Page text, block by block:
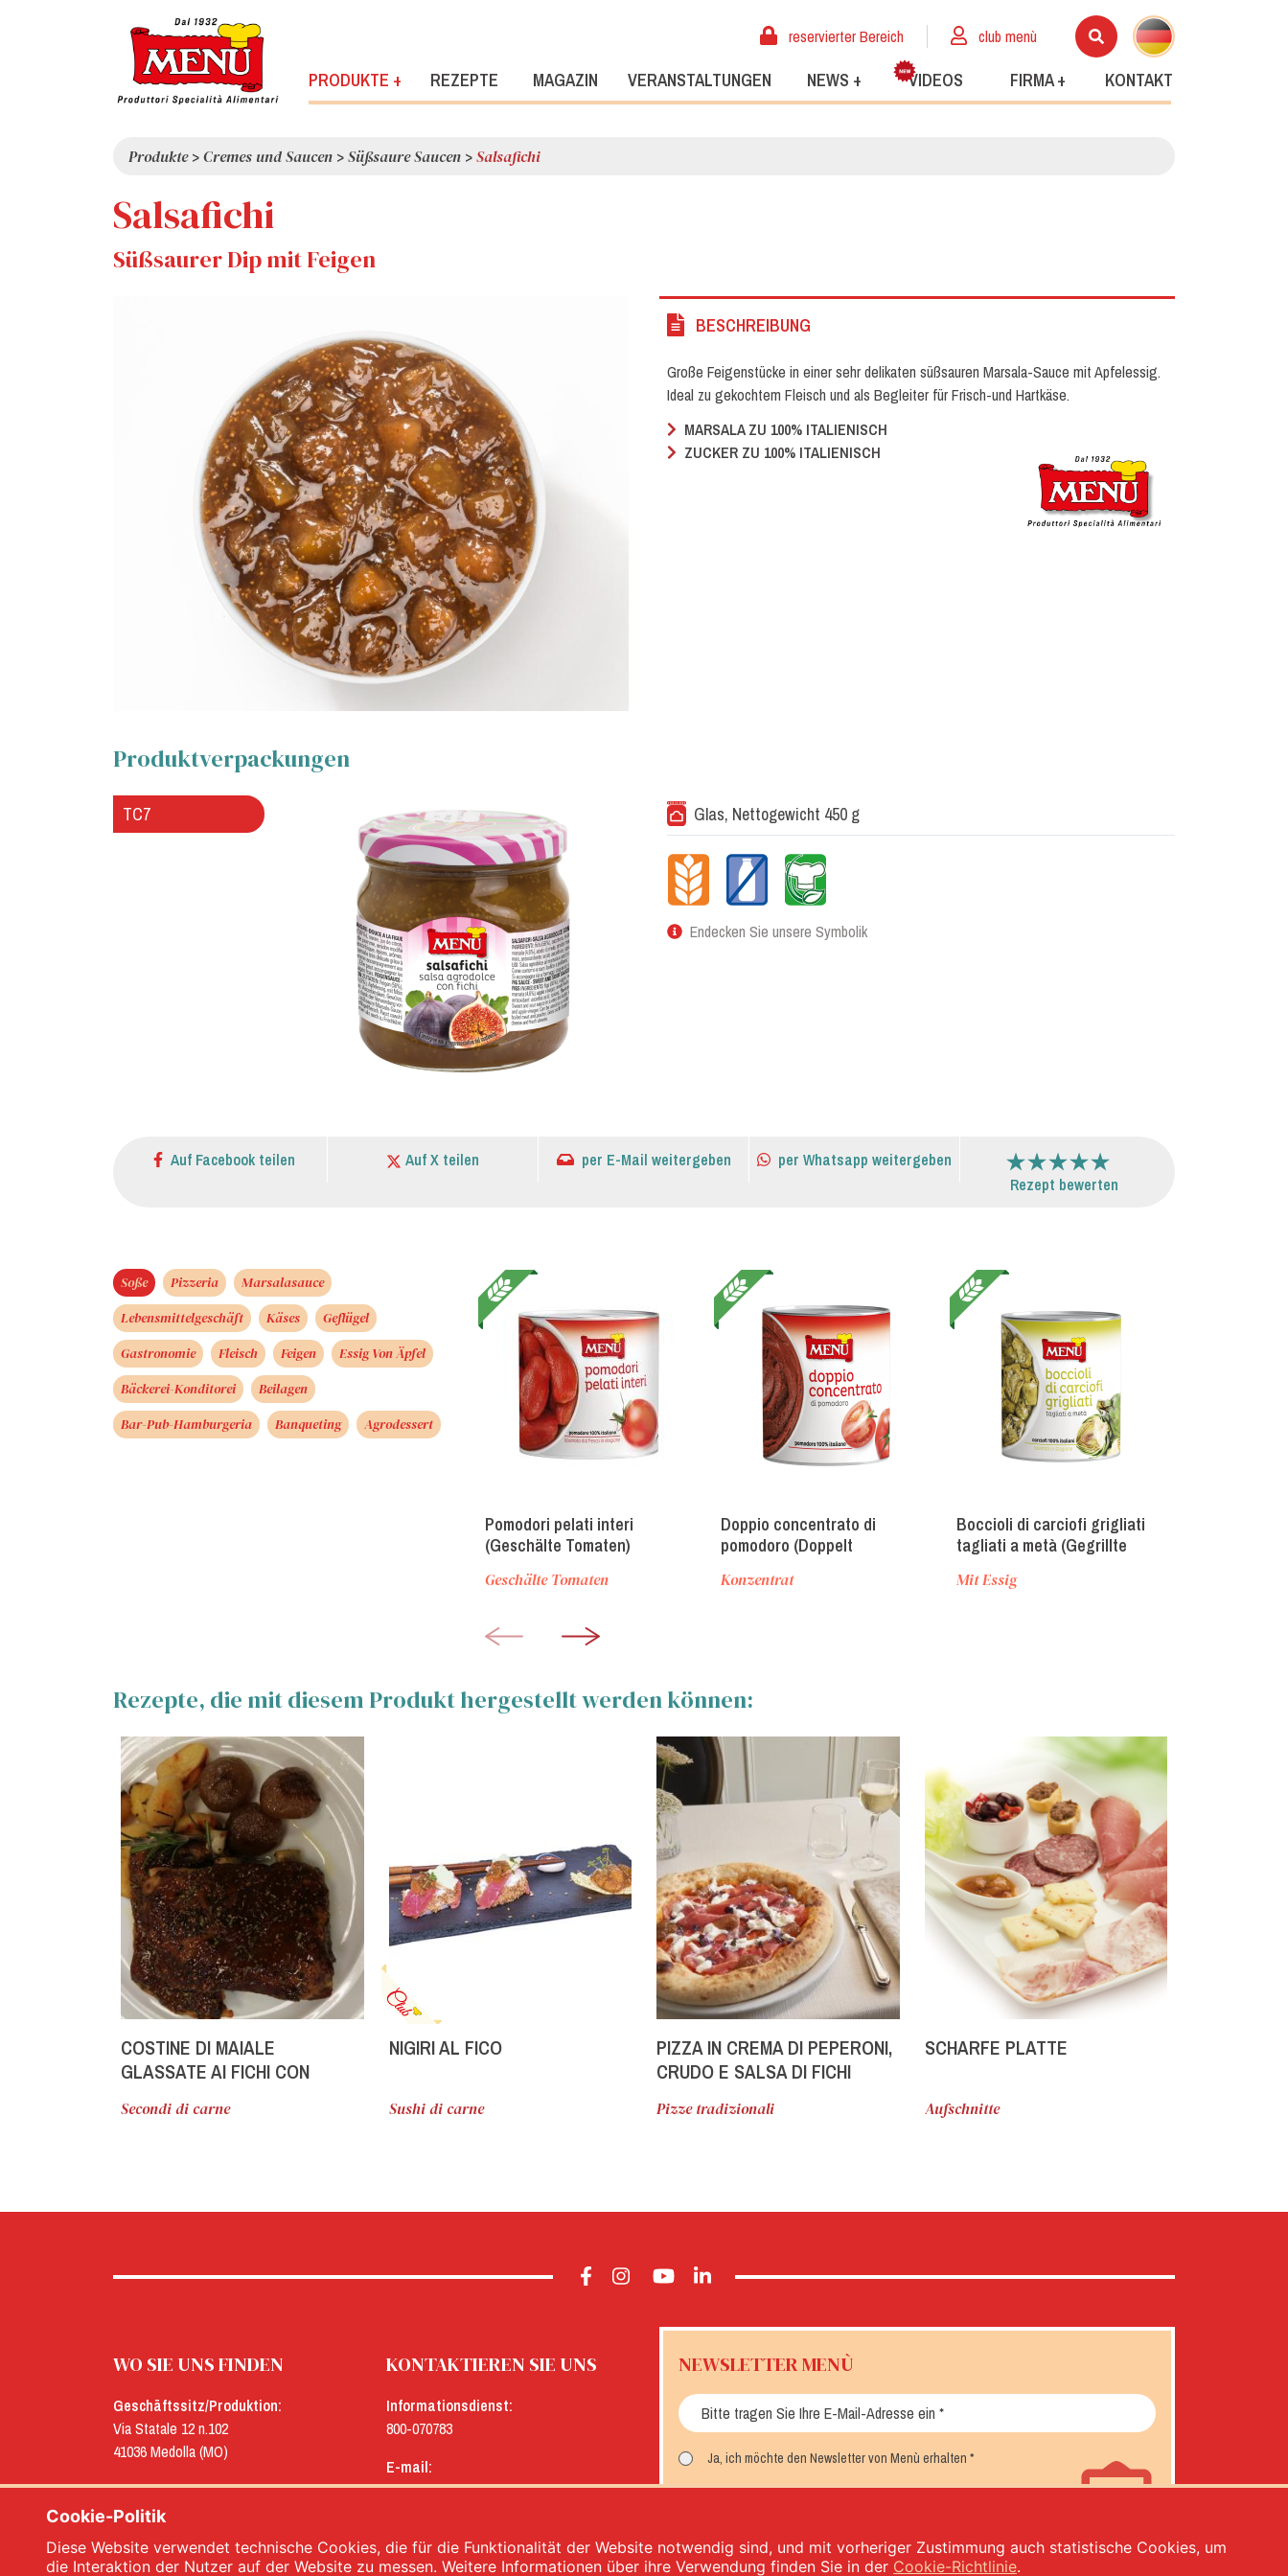
reservierter Bereich club menù
PRODUKTE + REZEPTE MAGAZIN VERANSTALTUNGEN NEWS + VIDEOS FIRMA + KONTAKT
Produkte>Cremes und Saucen >Süßsaure Saucen >Salsafichi
Salsafichi
Süßsaurer Dip mit Feigen
BESCHREIBUNG
Große Feigenstücke in einer sehr delikaten süßsauren Marsala-Sauce mit Apfelessig.
Ideal zu gekochtem Fleisch und als Begleiter für Frisch-und Hartkäse.
MARSALA ZU 100% ITALIENISCH
ZUCKER ZU 100% ITALIENISCH
Produktverpackungen
TC7 Glas, Nettogewicht 450 g
Endecken Sie unsere Symbolik
Auf Facebook teilen Auf X teilen per E-Mail weitergeben
per Whatsapp weitergeben
Rezept bewerten
Soße Pizzeria
Marsalasauce
Lebensmittelgeschäft
Käses
Geflügel
Gastronomie
Fleisch Feigen
Essig Von Äpfel
Bäckerei-Konditorei
Beilagen
Bar-Pub-Hamburgeria
Banqueting Agrodessert
Pomodori pelati interi
(Geschälte Tomaten)
Geschälte Tomaten
Doppio concentrato di
pomodoro (Doppelt
Konzentrat
Boccioli di carciofi grigliati
tagliati a metà (Gegrillte
Mit Essig
Rezepte, die mit diesem Produkt hergestellt werden können:
COSTINE DI MAIALE
GLASSATE AI FICHI CON
ROSMARINO
Secondi di carne
NIGIRI AL FICO
Sushi di carne
PIZZA IN CREMA DI PEPERONI,
CRUDO E SALSA DI FICHI
Pizze tradizionali
SCHARFE PLATTE
Aufschnitte
WO SIE UNS FINDEN
Geschäftssitz/Produktion:
Via Statale 12 n.102
41036 Medolla (MO)
Verwaltung:
Via Concordia n.25
KONTAKTIEREN SIE UNS
Informationsdienst:
800-070783
E-mail:
menu@menu.it
NEWSLETTER MENÙ
Ja, ich möchte den Newsletter von Menù erhalten *
Cookie-Politik
Diese Website verwendet technische Cookies, die für die Funktionalität der Website notwendig sind, und mit vorheriger Zustimmung auch statistische Cookies, um
die Interaktion der Nutzer auf der Website zu messen. Weitere Informationen über ihre Verwendung finden Sie in der Cookie-Richtlinie.